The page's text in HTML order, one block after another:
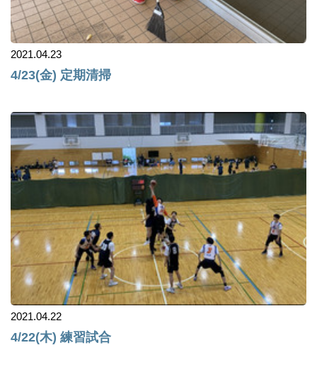
2021.04.23
4/23(金) 定期清掃
2021.04.22
4/22(木) 練習試合